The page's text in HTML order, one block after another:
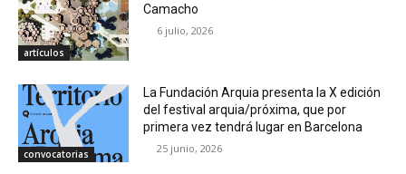
artículos
Camacho
6 julio, 2026
convocatorias
La Fundación Arquia presenta la X edición
del festival arquia/próxima, que por
primera vez tendrá lugar en Barcelona
25 junio, 2026